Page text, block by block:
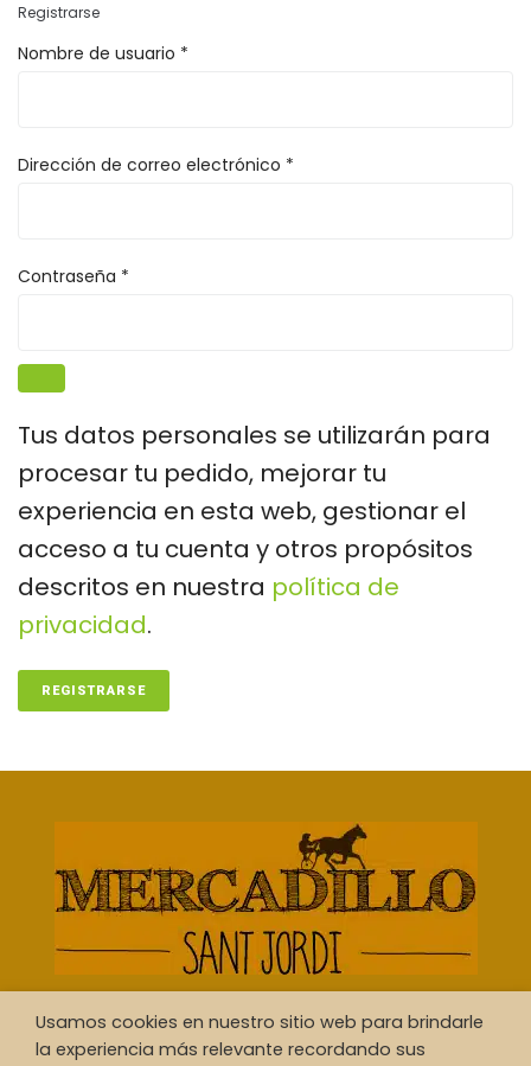
Registrarse
Nombre de usuario *
Dirección de correo electrónico *
Contraseña *
Tus datos personales se utilizarán para
procesar tu pedido, mejorar tu
experiencia en esta web, gestionar el
acceso a tu cuenta y otros propósitos
descritos en nuestra política de
privacidad.
REGISTRARSE
Usamos cookies en nuestro sitio web para brindarle
la experiencia más relevante recordando sus